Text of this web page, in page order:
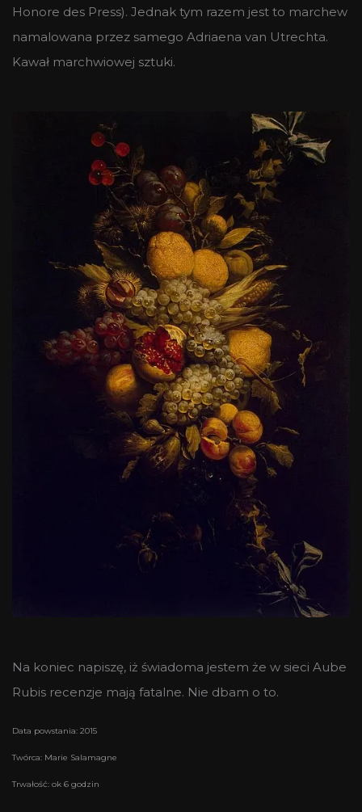
Honore des Press). Jednak tym razem jest to marchew
namalowana przez samego Adriaena van Utrechta.
Kawał marchwiowej sztuki.
Na koniec napiszę, iż świadoma jestem że w sieci Aube
Rubis recenzje mają fatalne. Nie dbam o to.
Data powstania: 2015
Twórca: Marie Salamagne
Trwałość: ok 6 godzin